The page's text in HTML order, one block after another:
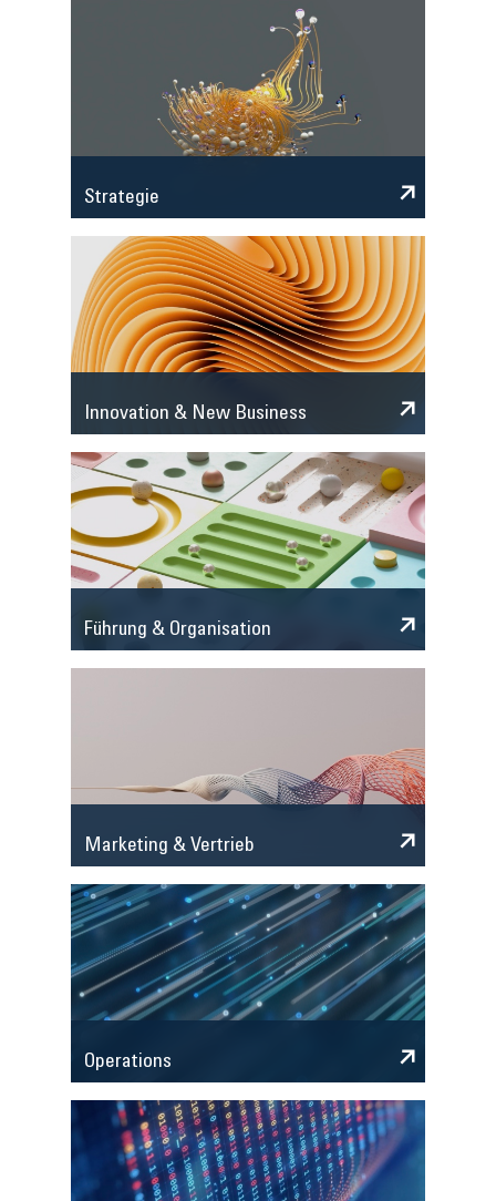
Strategie
Innovation & New Business
Führung & Organisation
Marketing & Vertrieb
Operations